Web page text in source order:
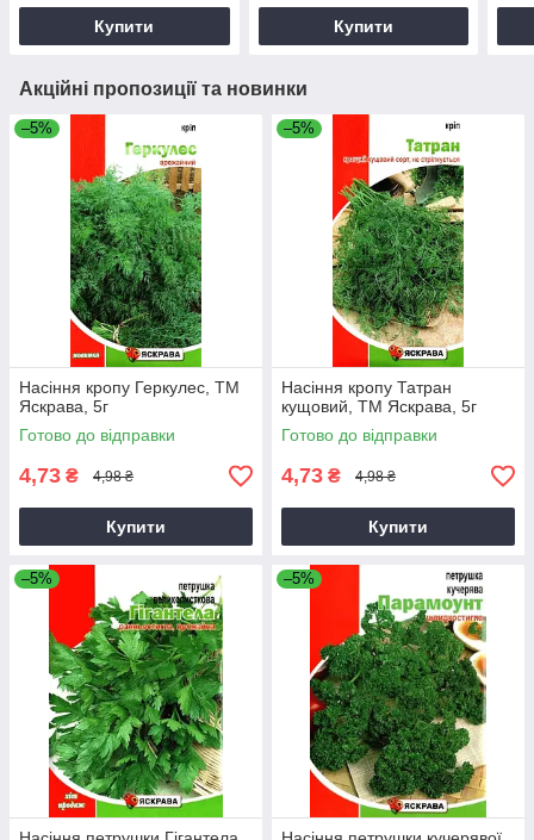
Купити Купити
Акційні пропозиції та новинки
–5%
Насіння кропу Геркулес, ТМ
Яскрава, 5г
Готово до відправки
4,73 ₴ 4,98 ₴
Купити
–5%
Насіння кропу Татран
кущовий, ТМ Яскрава, 5г
Готово до відправки
4,73 ₴ 4,98 ₴
Купити
–5% –5%